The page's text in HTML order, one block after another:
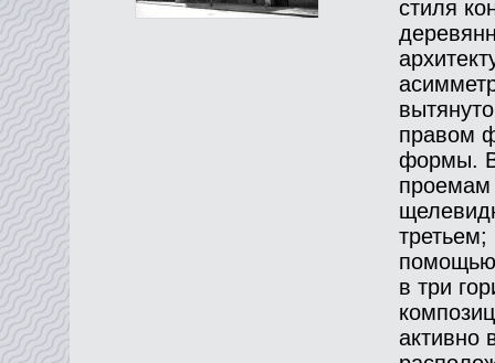
стиля
правом
формы.
проемам
помощью
в три
активно